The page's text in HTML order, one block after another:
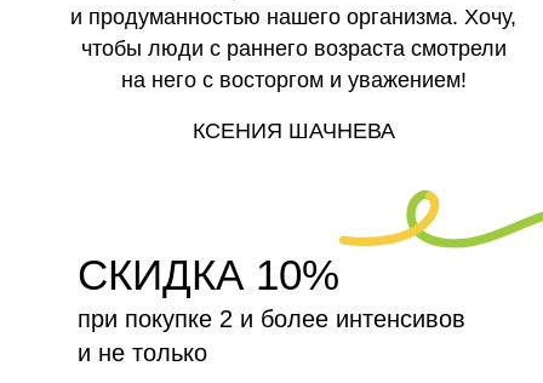
и продуманностью нашего организма. Хочу,
чтобы люди с раннего возраста смотрели
на него с восторгом и уважением!
КСЕНИЯ ШАЧНЕВА
СКИДКА 10%
при покупке 2 и более интенсивов
и не только